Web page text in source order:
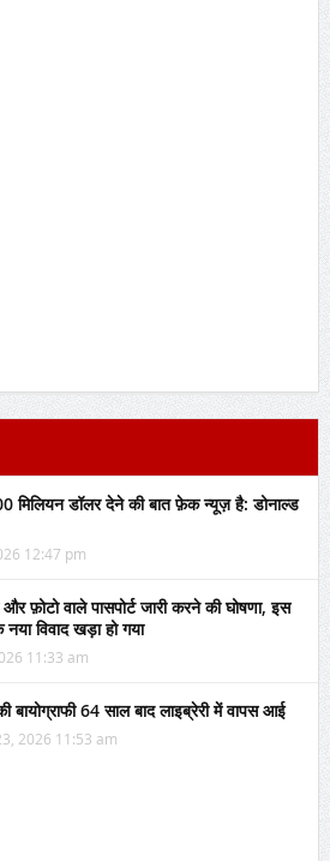
मिलियन डॉलर देने की बात फ़ेक न्यूज़ है: डोनाल्ड
12:47 pm
फ़ोटो वाले पासपोर्ट जारी करने की घोषणा, इस
विवाद खड़ा हो गया
11:33 am
बायोग्राफी 64 साल बाद लाइब्रेरी में वापस आई
2026 11:53 am